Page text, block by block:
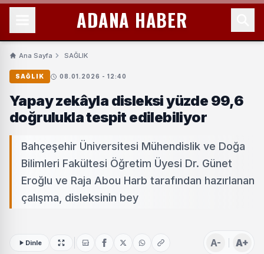
ADANA HABER
Ana Sayfa SAĞLIK
SAĞLIK 08.01.2026 - 12:40
Yapay zekâyla disleksi yüzde 99,6
doğrulukla tespit edilebiliyor
Bahçeşehir Üniversitesi Mühendislik ve Doğa
Bilimleri Fakültesi Öğretim Üyesi Dr. Günet
Eroğlu ve Raja Abou Harb tarafından hazırlanan
çalışma, disleksinin bey
Dinle A- A+